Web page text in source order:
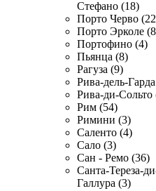
Стефано (18)
Порто Черво
Порто Эрколе
Портофино (4)
Пьянца (8)
Рагуза (9)
Рива-дель-
Рива-ди-Сольто
Рим (54)
Римини (3)
Саленто (4)
Сало (3)
Сан - Ремо (36)
Санта-Тереза-
Галлура (3)